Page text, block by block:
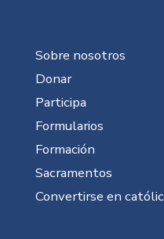
Sobre nosotros
Donar
Participa
Formularios
Formación
Sacramentos
Convertirse en